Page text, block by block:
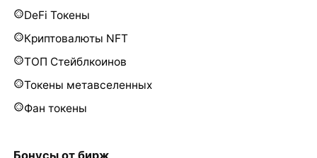
DeFi Токены
Криптовалюты NFT
ТОП Стейблкоинов
Токены метавселенных
Фан токены
Бонусы от бирж